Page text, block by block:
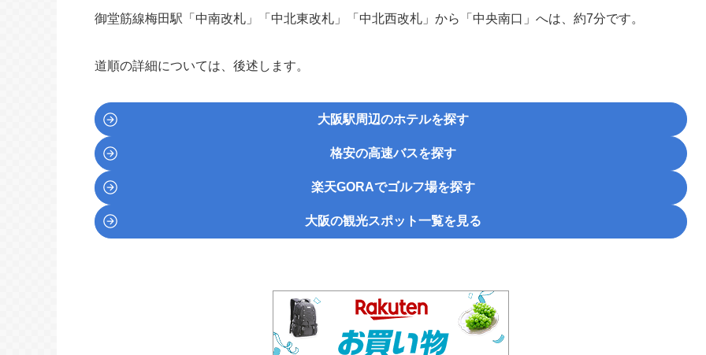
御堂筋線梅田駅「中南改札」「中北東改札」「中北西改札」から「中央南口」へは、約7分です。
道順の詳細については、後述します。
大阪駅周辺のホテルを探す
格安の高速バスを探す
楽天GORAでゴルフ場を探す
大阪の観光スポット一覧を見る